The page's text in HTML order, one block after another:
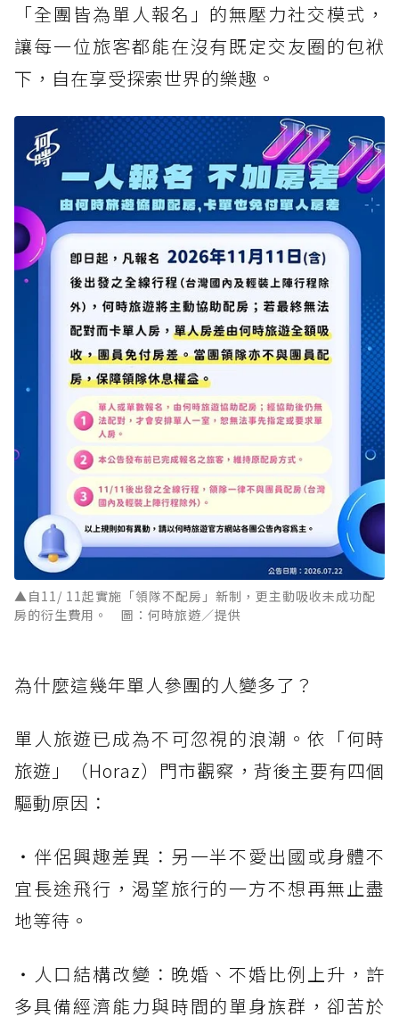
「全團皆為單人報名」的無壓力社交模式，
讓每一位旅客都能在沒有既定交友圈的包袱
下，自在享受探索世界的樂趣。
▲自11/ 11起實施「領隊不配房」新制，更主動吸收未成功配
房的衍生費用。 圖：何時旅遊／提供
為什麼這幾年單人參團的人變多了？
單人旅遊已成為不可忽視的浪潮。依「何時
旅遊」（Horaz）門市觀察，背後主要有四個
驅動原因：
・伴侶興趣差異：另一半不愛出國或身體不
宜長途飛行，渴望旅行的一方不想再無止盡
地等待。
・人口結構改變：晚婚、不婚比例上升，許
多具備經濟能力與時間的單身族群，卻苦於